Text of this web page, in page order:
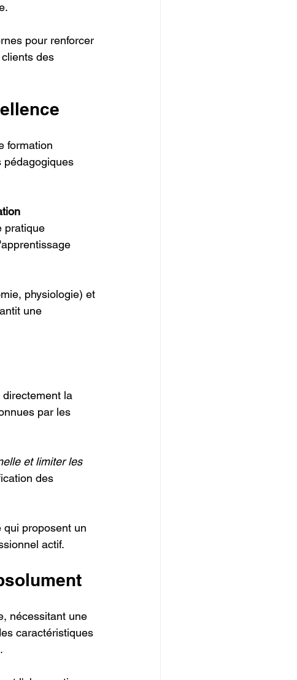
pour renforcer
des
formation
pédagogiques
pratique
physiologie) et
une
la
par les
et limiter les
des
qui proposent un
actif.
nécessitant une
caractéristiques